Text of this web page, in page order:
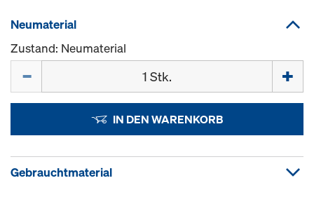
Neumaterial
Zustand: Neumaterial
IN DEN WARENKORB
Gebrauchtmaterial